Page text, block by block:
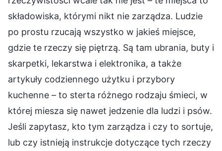
składowiska, którymi nikt nie zarządza. Ludzie
po prostu rzucają wszystko w jakieś miejsce,
gdzie te rzeczy się piętrzą. Są tam ubrania, buty i
skarpetki, lekarstwa i elektronika, a także
artykuły codziennego użytku i przybory
kuchenne – to sterta różnego rodzaju śmieci, w
której miesza się nawet jedzenie dla ludzi i psów.
Jeśli zapytasz, kto tym zarządza i czy to sortuje,
lub czy istnieją instrukcje dotyczące tych rzeczy